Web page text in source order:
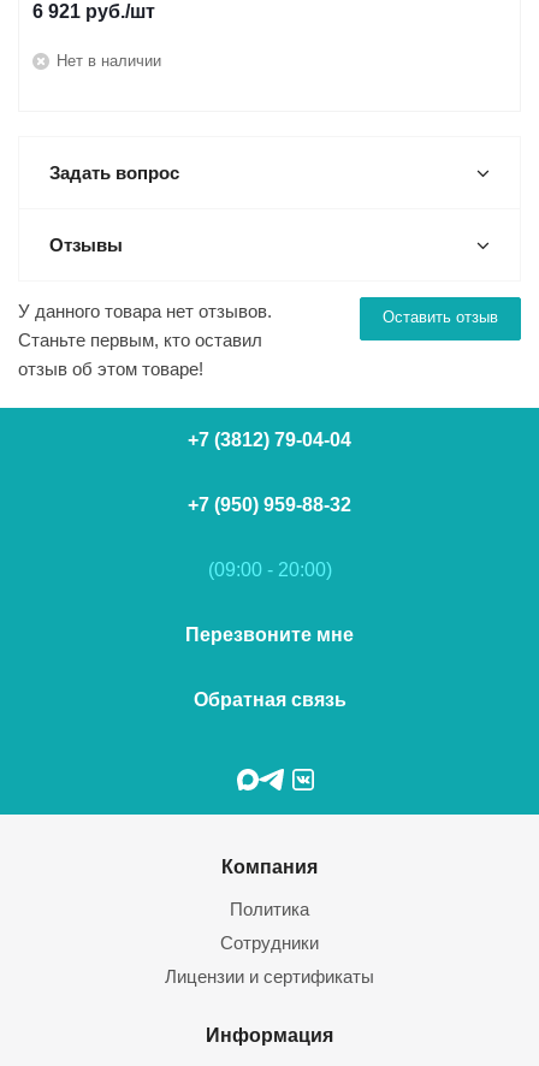
6 921 руб./шт
Нет в наличии
Задать вопрос
Отзывы
Оставить отзыв
У данного товара нет отзывов.
Станьте первым, кто оставил
отзыв об этом товаре!
+7 (3812) 79-04-04
+7 (950) 959-88-32
(09:00 - 20:00)
Перезвоните мне
Обратная связь
Компания
Политика
Сотрудники
Лицензии и сертификаты
Информация